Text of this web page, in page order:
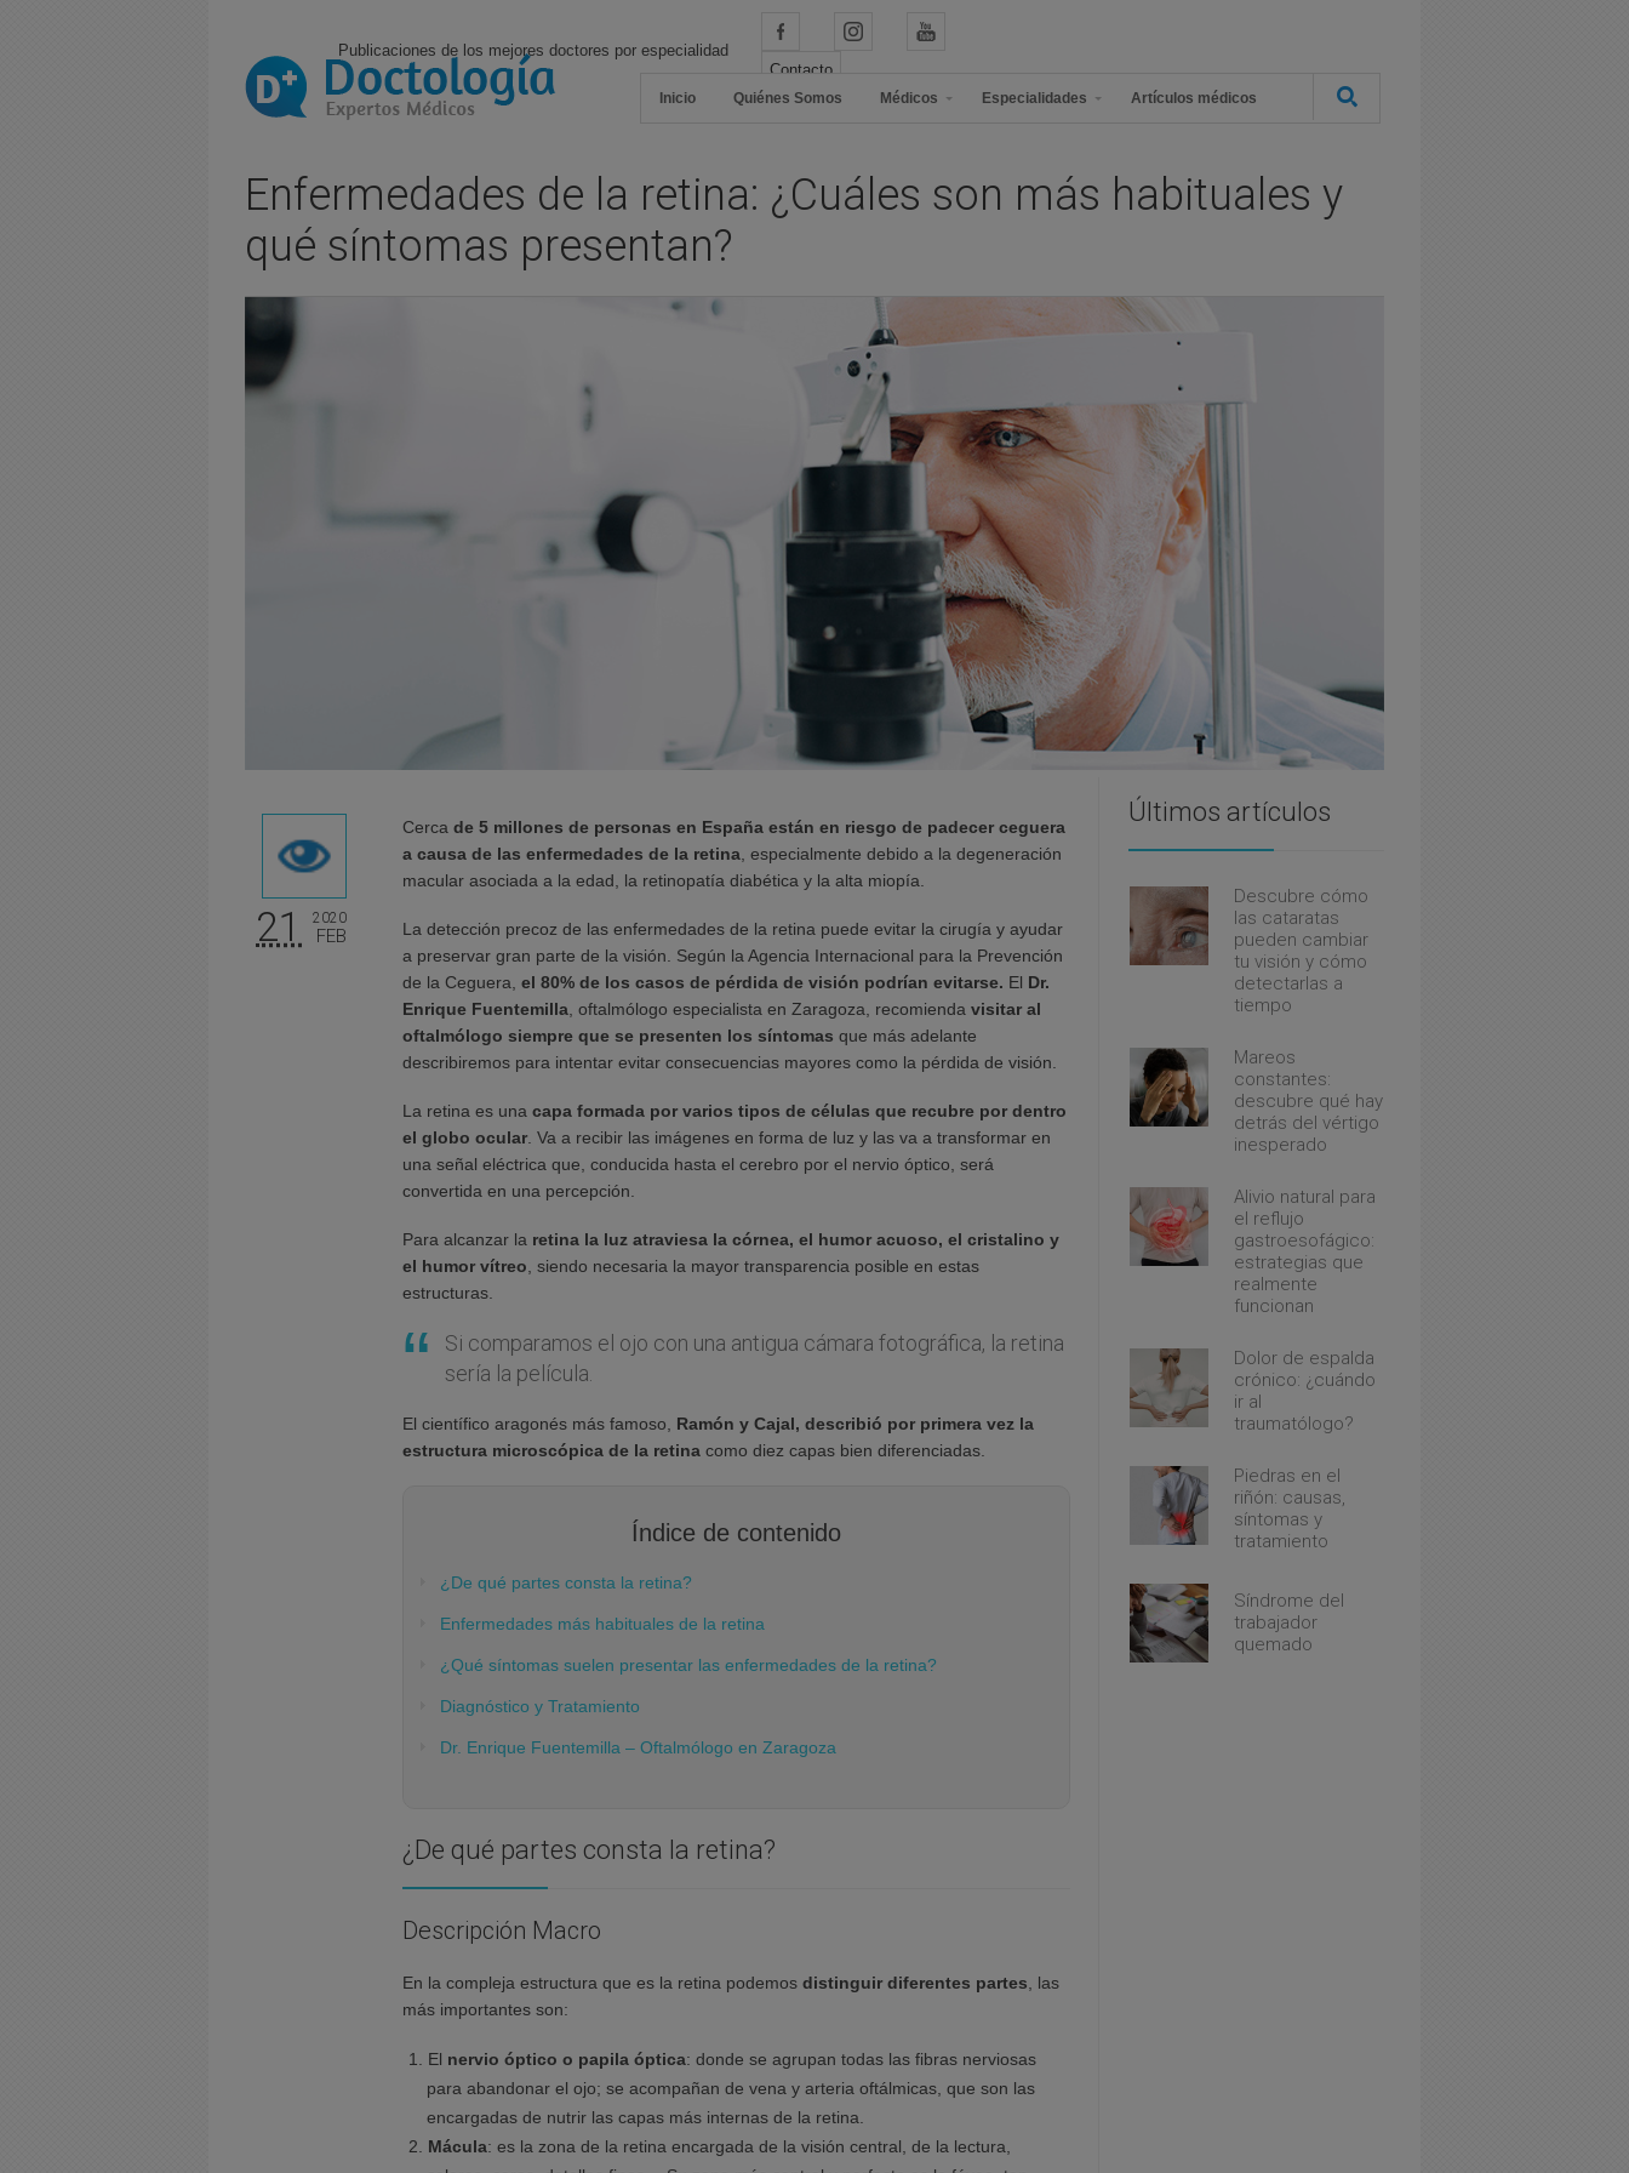
Publicaciones de los mejores doctores por especialidad
Contacto
Inicio Quiénes Somos Médicos Especialidades Artículos médicos
Enfermedades de la retina: ¿Cuáles son más habituales y
qué síntomas presentan?
21 2020
FEB
Cerca de 5 millones de personas en España están en riesgo de padecer ceguera
a causa de las enfermedades de la retina , especialmente debido a la degeneración
macular asociada a la edad, la retinopatía diabética y la alta miopía.
La detección precoz de las enfermedades de la retina puede evitar la cirugía y ayudar
a preservar gran parte de la visión. Según la Agencia Internacional para la Prevención
de la Ceguera, el 80% de los casos de pérdida de visión podrían evitarse. El Dr.
Enrique Fuentemilla , oftalmólogo especialista en Zaragoza, recomienda visitar al
oftalmólogo siempre que se presenten los síntomas que más adelante
describiremos para intentar evitar consecuencias mayores como la pérdida de visión.
La retina es una capa formada por varios tipos de células que recubre por dentro
el globo ocular . Va a recibir las imágenes en forma de luz y las va a transformar en
una señal eléctrica que, conducida hasta el cerebro por el nervio óptico, será
convertida en una percepción.
Para alcanzar la retina la luz atraviesa la córnea, el humor acuoso, el cristalino y
el humor vítreo , siendo necesaria la mayor transparencia posible en estas
estructuras.
Si comparamos el ojo con una antigua cámara fotográfica, la retina
sería la película.
El científico aragonés más famoso, Ramón y Cajal, describió por primera vez la
estructura microscópica de la retina como diez capas bien diferenciadas.
Índice de contenido
¿De qué partes consta la retina?
Enfermedades más habituales de la retina
¿Qué síntomas suelen presentar las enfermedades de la retina?
Diagnóstico y Tratamiento
Dr. Enrique Fuentemilla – Oftalmólogo en Zaragoza
¿De qué partes consta la retina?
Descripción Macro
En la compleja estructura que es la retina podemos distinguir diferentes partes , las
más importantes son:
El nervio óptico o papila óptica: donde se agrupan todas las fibras nerviosas
para abandonar el ojo; se acompañan de vena y arteria oftálmicas, que son las
encargadas de nutrir las capas más internas de la retina.
Mácula: es la zona de la retina encargada de la visión central, de la lectura,
Últimos artículos
Descubre cómo
las cataratas
pueden cambiar
tu visión y cómo
detectarlas a
tiempo
Mareos
constantes:
descubre qué hay
detrás del vértigo
inesperado
Alivio natural para
el reflujo
gastroesofágico:
estrategias que
realmente
funcionan
Dolor de espalda
crónico: ¿cuándo
ir al
traumatólogo?
Piedras en el
riñón: causas,
síntomas y
tratamiento
Síndrome del
trabajador
quemado